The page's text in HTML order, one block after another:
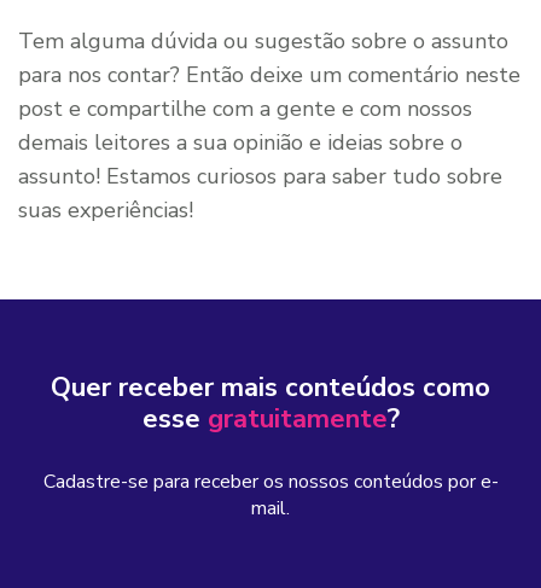
Tem alguma dúvida ou sugestão sobre o assunto
para nos contar? Então deixe um comentário neste
post e compartilhe com a gente e com nossos
demais leitores a sua opinião e ideias sobre o
assunto! Estamos curiosos para saber tudo sobre
suas experiências!
Quer receber mais conteúdos como
esse gratuitamente?
Cadastre-se para receber os nossos conteúdos por e-
mail.